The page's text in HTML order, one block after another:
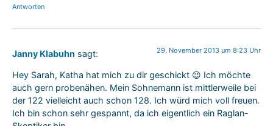
Antworten
Janny Klabuhn sagt: 29. November 2013 um 8:23 Uhr
Hey Sarah, Katha hat mich zu dir geschickt 😉 Ich möchte
auch gern probenähen. Mein Sohnemann ist mittlerweile bei
der 122 vielleicht auch schon 128. Ich würd mich voll freuen.
Ich bin schon sehr gespannt, da ich eigentlich ein Raglan-